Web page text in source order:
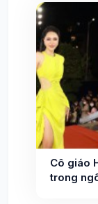
Cô giáo
trong